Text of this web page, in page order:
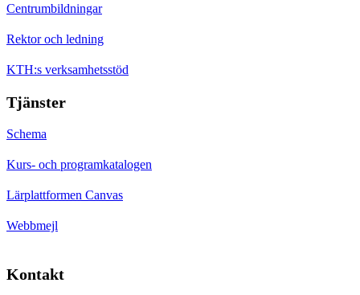
Centrumbildningar
Rektor och ledning
KTH:s verksamhetsstöd
Tjänster
Schema
Kurs- och programkatalogen
Lärplattformen Canvas
Webbmejl
Kontakt